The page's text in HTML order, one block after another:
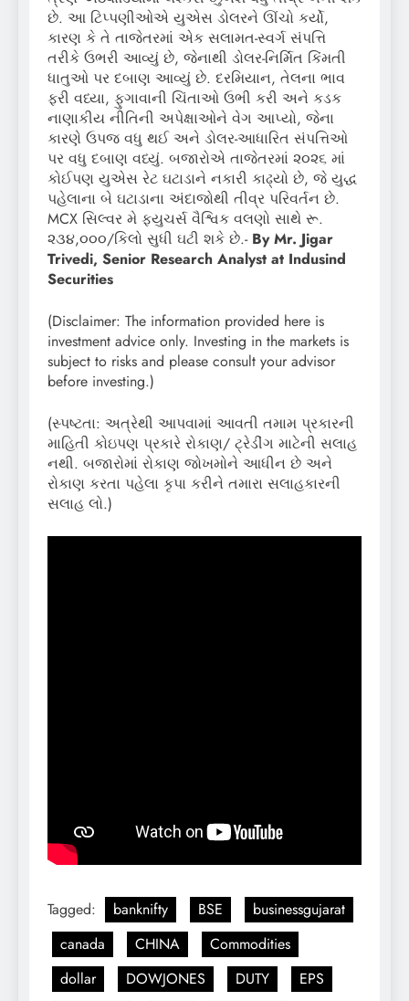
છે. આ ટિપ્પણીઓએ યુએસ ડોલરને ઊંચો કર્યો,
કારણ કે તે તાજેતરમાં એક સલામત-સ્વર્ગ સંપત્તિ
તરીકે ઉભરી આવ્યું છે, જેનાથી ડોલર-નિર્મિત કિંમતી
ધાતુઓ પર દબાણ આવ્યું છે. દરમિયાન, તેલના ભાવ
ફરી વધ્યા, ફુગાવાની ચિંતાઓ ઉભી કરી અને કડક
નાણાકીય નીતિની અપેક્ષાઓને વેગ આપ્યો, જેના
કારણે ઉપજ વધુ થઈ અને ડોલર-આધારિત સંપત્તિઓ
પર વધુ દબાણ વધ્યું. બજારોએ તાજેતરમાં ૨૦૨૬ માં
કોઈપણ યુએસ રેટ ઘટાડાને નકારી કાઢ્યો છે, જે યુદ્ધ
પહેલાના બે ઘટાડાના અંદાજોથી તીવ્ર પરિવર્તન છે.
MCX સિલ્વર મે ફ્યુચર્સ વૈશ્વિક વલણો સાથે રૂ.
૨૩૪,૦૦૦/કિલો સુધી ઘટી શકે છે.- By Mr. Jigar
Trivedi, Senior Research Analyst at Indusind
Securities
(Disclaimer: The information provided here is
investment advice only. Investing in the markets is
subject to risks and please consult your advisor
before investing.)
(સ્પષ્ટતા: અત્રેથી આપવામાં આવતી તમામ પ્રકારની
માહિતી કોઇપણ પ્રકારે રોકાણ/ ટ્રેડીંગ માટેની સલાહ
નથી. બજારોમાં રોકાણ જોખમોને આધીન છે અને
રોકાણ કરતા પહેલા કૃપા કરીને તમારા સલાહકારની
સલાહ લો.)
Tagged: banknifty BSE
businessgujarat
canada
CHINA
Commodities
dollar
DOWJONES DUTY
EPS